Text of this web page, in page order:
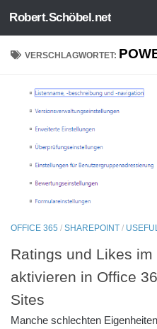
Zum Inhalt springen
Robert.Schöbel.net
VERSCHLAGWORTET:
OFFICE 365 / SHAREPOINT /
Ratings und Likes
aktivieren in Office
Sites
Manche schlechten